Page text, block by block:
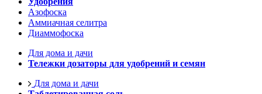
Азофоска
Аммиачная селитра
Диаммофоска
Для дома и дачи
Тележки дозаторы для удобрений и семян
Для дома и дачи